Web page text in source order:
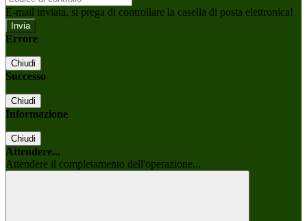
E-mail inviata, si prega di controllare la casella di posta elettronica!
Errore
Chiudi
Successo
Chiudi
Informazione
Chiudi
Attendere...
Attendere il completamento dell'operazione...